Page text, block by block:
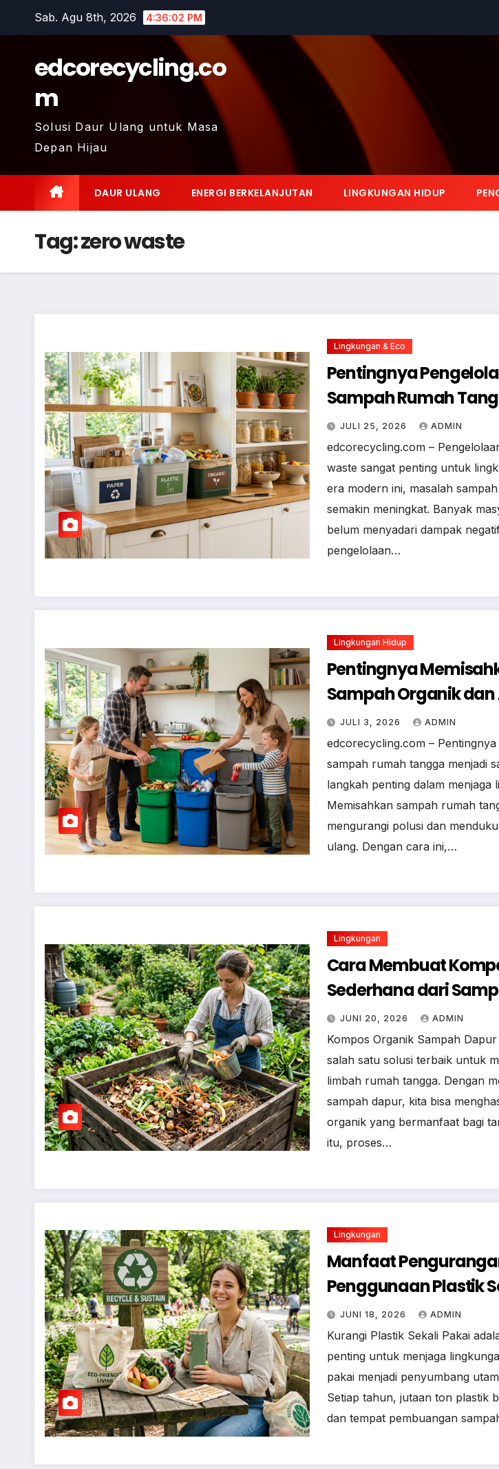
Sab. Agu 8th, 2026 4:36:03 PM
edcorecycling.co
m
Solusi Daur Ulang untuk Masa
Depan Hijau
DAUR ULANG ENERGI BERKELANJUTAN LINGKUNGAN HIDUP
Tag:zero waste
Lingkungan & Eco
Pentingnya
Sampah Rumah
Konsep Zero Waste
JULI 25, 2026 ADMIN
edcorecycling.com –
waste sangat penting untuk
era modern ini, masalah
semakin meningkat. Banyak
belum menyadari dampak
pengelolaan…
Lingkungan Hidup
Pentingnya
Sampah Organik
dari Rumah
JULI 3, 2026 ADMIN
edcorecycling.com –
sampah rumah tangga menjadi
langkah penting dalam menjaga
Memisahkan sampah rumah
mengurangi polusi dan
ulang. Dengan cara ini,…
Lingkungan
Cara Membuat
Sederhana dari
JUNI 20, 2026 ADMIN
Kompos Organik Sampah
salah satu solusi terbaik untuk
limbah rumah tangga. Dengan
sampah dapur, kita bisa
organik yang bermanfaat bagi
itu, proses…
Lingkungan
Manfaat
Penggunaan Plastik
JUNI 18, 2026 ADMIN
Kurangi Plastik Sekali Pakai
penting untuk menjaga
pakai menjadi penyumbang
Setiap tahun, jutaan ton plastik
dan tempat pembuangan